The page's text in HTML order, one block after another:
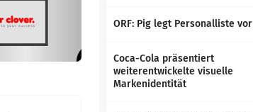
ORF: Pig legt Personalliste vor
Coca-Cola präsentiert
weiterentwickelte visuelle
Markenidentität